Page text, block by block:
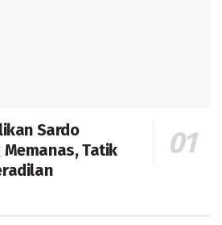
Sardo
Tatik